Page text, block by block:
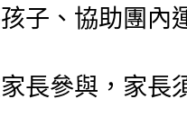
子、協助團內
長參與，家長